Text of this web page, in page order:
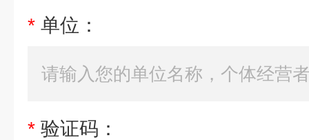
* 单位：
* 验证码：